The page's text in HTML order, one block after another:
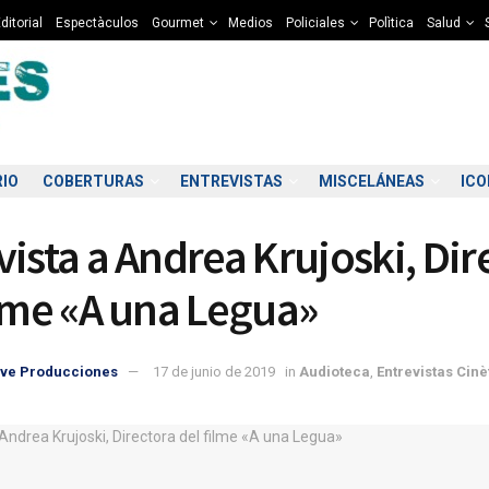
Espectàculos Gourmet Medios Policiales Polìtica Salud
COBERTURAS ENTREVISTAS MISCELÁNEAS
a Andrea Krujoski,
«A una Legua»
Producciones 17 de junio de 2019 in Audioteca Entrevistas
10°C 9°C 9°C 8°C 8°C